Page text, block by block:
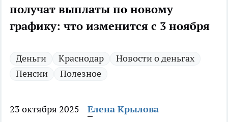
получат выплаты по новому
графику: что изменится с 3 ноября
Деньги Краснодар
Новости о деньгах
Пенсии
Полезное
23 октября 2025
Елена Крылова